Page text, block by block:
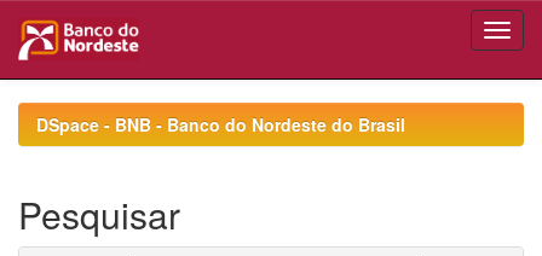
navigationDSpace - BNB - Banco do Nordeste do Brasil
Pesquisar